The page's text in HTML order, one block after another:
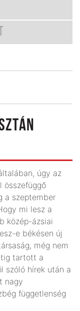
úgy az
összefüggő
a szeptember
mi lesz a
közép-ázsiai
e békésen új
még nem
tartott a
szóló hírek után a
nagy
függetlenség